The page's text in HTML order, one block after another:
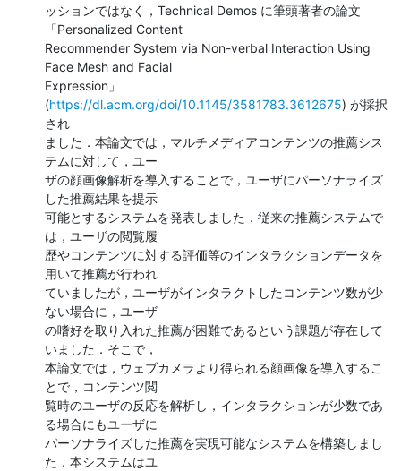
ッションではなく，Technical Demos に筆頭著者の論文
「Personalized Content
Recommender System via Non-verbal Interaction Using
Face Mesh and Facial
Expression」
(https://dl.acm.org/doi/10.1145/3581783.3612675) が採択
され
ました．本論文では，マルチメディアコンテンツの推薦シス
テムに対して，ユー
ザの顔画像解析を導入することで，ユーザにパーソナライズ
した推薦結果を提示
可能とするシステムを発表しました．従来の推薦システムで
は，ユーザの閲覧履
歴やコンテンツに対する評価等のインタラクションデータを
用いて推薦が行われ
ていましたが，ユーザがインタラクトしたコンテンツ数が少
ない場合に，ユーザ
の嗜好を取り入れた推薦が困難であるという課題が存在して
いました．そこで，
本論文では，ウェブカメラより得られる顔画像を導入するこ
とで，コンテンツ閲
覧時のユーザの反応を解析し，インタラクションが少数であ
る場合にもユーザに
パーソナライズした推薦を実現可能なシステムを構築しまし
た．本システムはユ